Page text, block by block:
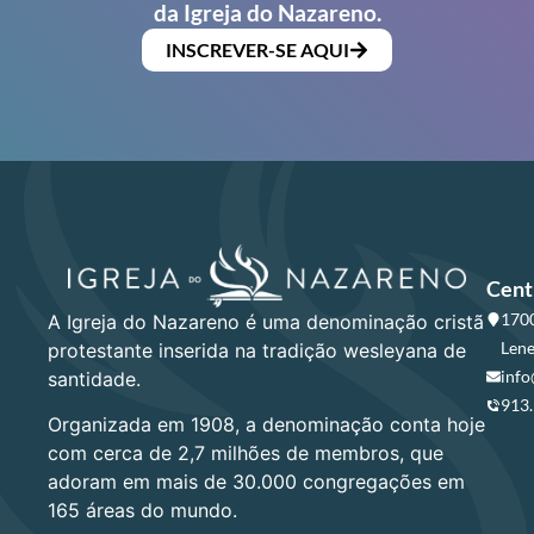
da Igreja do Nazareno.
INSCREVER-SE AQUI
A Igreja do Nazareno é uma denominação cristã
protestante inserida na tradição wesleyana de
santidade.
Organizada em 1908, a denominação conta hoje
com cerca de 2,7 milhões de membros, que
adoram em mais de 30.000 congregações em
165 áreas do mundo.